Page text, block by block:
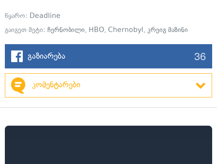
წყარო: Deadline
გაიგეთ მეტი: ჩერნობილი, HBO, Chernobyl, კრეიგ მაზინი
გაზიარება 36
კომენტარები